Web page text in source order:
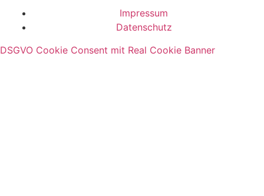
Impressum
Datenschutz
DSGVO Cookie Consent mit Real Cookie Banner